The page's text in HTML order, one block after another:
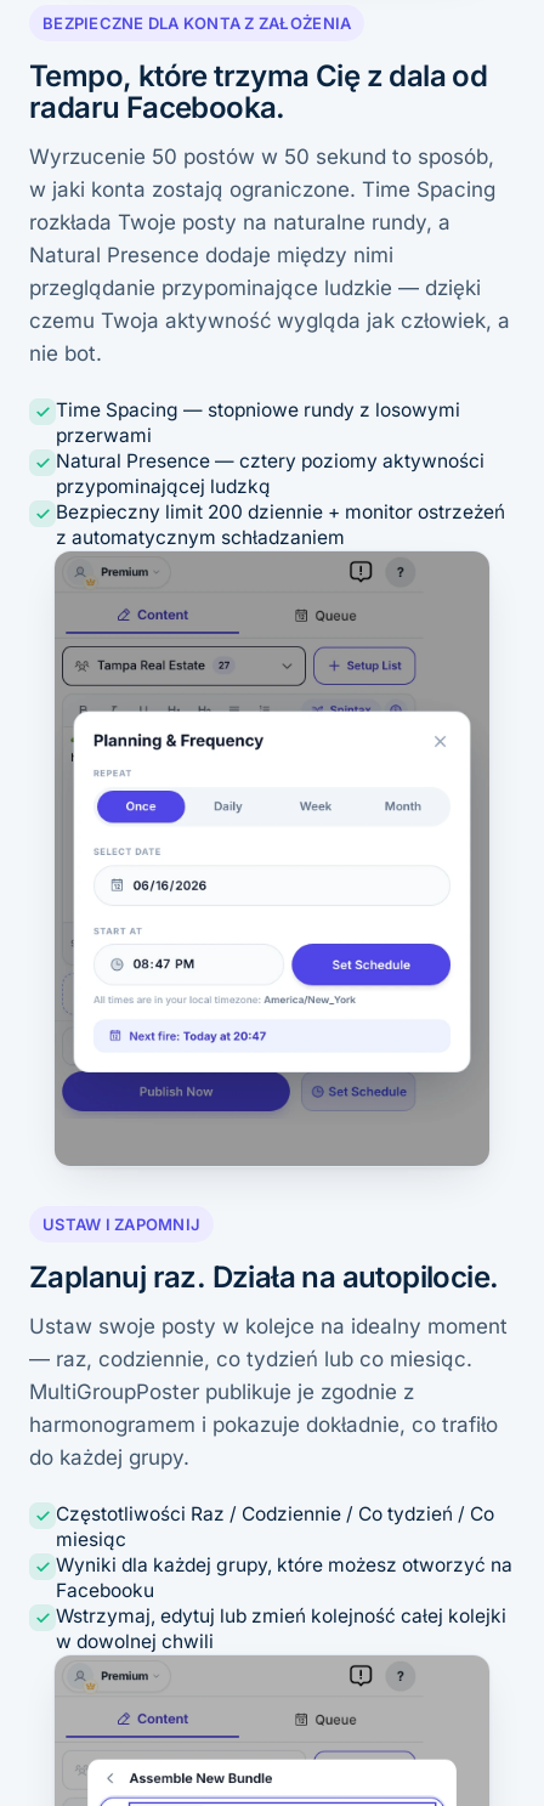
BEZPIECZNE DLA KONTA Z ZAŁOŻENIA
Tempo, które trzyma Cię z dala od
radaru Facebooka.
Wyrzucenie 50 postów w 50 sekund to sposób,
w jaki konta zostają ograniczone. Time Spacing
rozkłada Twoje posty na naturalne rundy, a
Natural Presence dodaje między nimi
przeglądanie przypominające ludzkie — dzięki
czemu Twoja aktywność wygląda jak człowiek, a
nie bot.
Time Spacing — stopniowe rundy z losowymi
przerwami
Natural Presence — cztery poziomy aktywności
przypominającej ludzką
Bezpieczny limit 200 dziennie + monitor ostrzeżeń
z automatycznym schładzaniem
USTAW I ZAPOMNIJ
Zaplanuj raz. Działa na autopilocie.
Ustaw swoje posty w kolejce na idealny moment
— raz, codziennie, co tydzień lub co miesiąc.
MultiGroupPoster publikuje je zgodnie z
harmonogramem i pokazuje dokładnie, co trafiło
do każdej grupy.
Częstotliwości Raz / Codziennie / Co tydzień / Co
miesiąc
Wyniki dla każdej grupy, które możesz otworzyć na
Facebooku
Wstrzymaj, edytuj lub zmień kolejność całej kolejki
w dowolnej chwili